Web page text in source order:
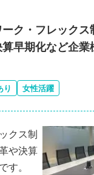
ク・フレックス
早期化など企業
り 女性活躍
クス制
や決算
す。